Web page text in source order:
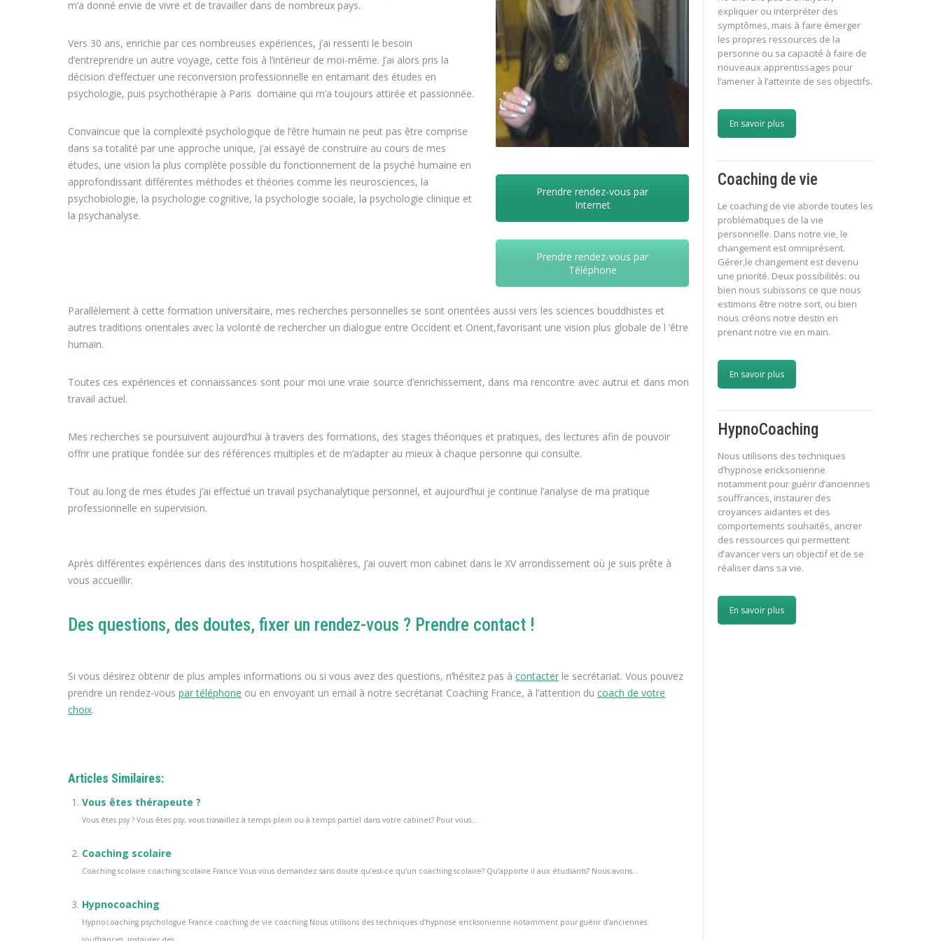
m’a donné envie de vivre et de travailler dans de nombreux pays.
Vers 30 ans, enrichie par ces nombreuses expériences, j’ai ressenti le besoin
d’entreprendre un autre voyage, cette fois à l’intérieur de moi-même. J’ai alors pris la
décision d’effectuer une reconversion professionnelle en entamant des études en
psychologie, puis psychothérapie à Paris domaine qui m’a toujours attirée et passionnée.
Convaincue que la complexité psychologique de l’être humain ne peut pas être comprise
dans sa totalité par une approche unique, j’ai essayé de construire au cours de mes
études, une vision la plus complète possible du fonctionnement de la psyché humaine en
approfondissant différentes méthodes et théories comme les neurosciences, la
psychobiologie, la psychologie cognitive, la psychologie sociale, la psychologie clinique et
la psychanalyse.
Prendre rendez-vous par
Internet
Prendre rendez-vous par
Téléphone
Parallèlement à cette formation universitaire, mes recherches personnelles se sont orientées aussi vers les sciences bouddhistes et
autres traditions orientales avec la volonté de rechercher un dialogue entre Occident et Orient,favorisant une vision plus globale de l ‘être
humain.
Toutes ces expériences et connaissances sont pour moi une vraie source d’enrichissement, dans ma rencontre avec autrui et dans mon
travail actuel.
Mes recherches se poursuivent aujourd’hui à travers des formations, des stages théoriques et pratiques, des lectures afin de pouvoir
offrir une pratique fondée sur des références multiples et de m’adapter au mieux à chaque personne qui consulte.
Tout au long de mes études j’ai effectué un travail psychanalytique personnel, et aujourd’hui je continue l’analyse de ma pratique
professionnelle en supervision.
Après différentes expériences dans des institutions hospitalières, j’ai ouvert mon cabinet dans le XV arrondissement où je suis prête à
vous accueillir.
Des questions, des doutes, fixer un rendez-vous ? Prendre contact !
Si vous désirez obtenir de plus amples informations ou si vous avez des questions, n’hésitez pas à contacter le secrétariat. Vous pouvez
prendre un rendez-vous par téléphone ou en envoyant un email à notre secrétariat Coaching France, à l’attention du coach de votre
choix.
Articles Similaires:
Vous êtes thérapeute ?
Vous êtes psy ? Vous êtes psy, vous travaillez à temps plein ou à temps partiel dans votre cabinet? Pour vous...
Coaching scolaire
Coaching scolaire coaching scolaire France Vous vous demandez sans doute qu’est-ce qu’un coaching scolaire? Qu’apporte il aux étudiants? Nous avons...
Hypnocoaching
Hypnocoaching psychologue France coaching de vie coaching Nous utilisons des techniques d’hypnose ericksonienne notamment pour guérir d’anciennes
expliquer ou interpréter des
symptômes, mais à faire émerger
les propres ressources de la
personne ou sa capacité à faire de
nouveaux apprentissages pour
l’amener à l’atteinte de ses objectifs.
En savoir plus
Coaching de vie
Le coaching de vie aborde toutes les
problématiques de la vie
personnelle. Dans notre vie, le
changement est omniprésent.
Gérer,le changement est devenu
une priorité. Deux possibilités: ou
bien nous subissons ce que nous
estimons être notre sort, ou bien
nous créons notre destin en
prenant notre vie en main.
En savoir plus
HypnoCoaching
Nous utilisons des techniques
d’hypnose ericksonienne
notamment pour guérir d’anciennes
souffrances, instaurer des
croyances aidantes et des
comportements souhaités, ancrer
des ressources qui permettent
d’avancer vers un objectif et de se
réaliser dans sa vie.
En savoir plus